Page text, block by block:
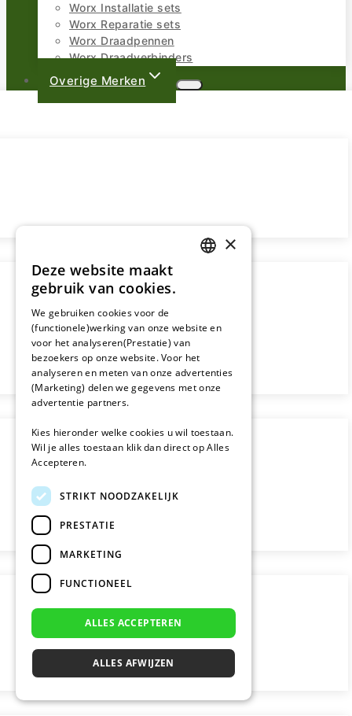
Worx Installatie sets
Worx Reparatie sets
Worx Draadpennen
Worx Draadverbinders
Overige Merken
GERMAN
×
Deze website maakt
gebruik van cookies.
We gebruiken cookies voor de
(functionele)werking van onze website en
voor het analyseren(Prestatie) van
bezoekers op onze website. Voor het
analyseren en meten van onze advertenties
(Marketing) delen we gegevens met onze
advertentie partners.
Kies hieronder welke cookies u wil toestaan.
Wil je alles toestaan klik dan direct op Alles
Accepteren.
STRIKT NOODZAKELIJK
PRESTATIE
MARKETING
FUNCTIONEEL
ALLES ACCEPTEREN
ALLES AFWIJZEN